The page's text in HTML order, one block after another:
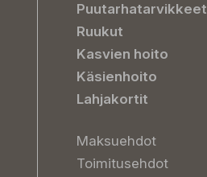
Puutarhatarvikkeet
Ruukut
Kasvien hoito
Käsienhoito
Lahjakortit
Maksuehdot
Toimitusehdot